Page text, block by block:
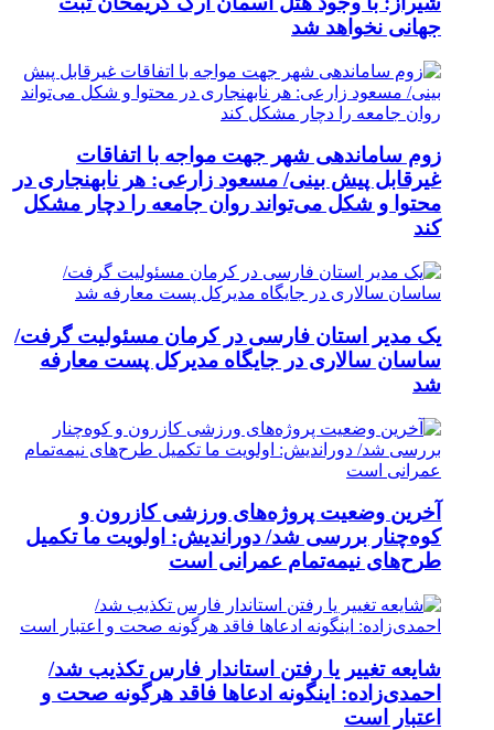
جهانی نخواهد شد
زوم ساماندهی شهر جهت مواجه با اتفاقات
غیرقابل پیش بینی/ مسعود زارعی: هر نابهنجاری در
محتوا و شکل می‌تواند روان جامعه را دچار مشکل
کند
یک مدیر استان فارسی در کرمان مسئولیت گرفت/
ساسان سالاری در جایگاه مدیرکل پست معارفه
شد
آخرین وضعیت پروژه‌های ورزشی کازرون و
کوه‌چنار بررسی شد/ دوراندیش: اولویت ما تکمیل
طرح‌های نیمه‌تمام عمرانی است
شایعه تغییر یا رفتن استاندار فارس تکذیب شد/
احمدی‌زاده: اینگونه ادعاها فاقد هرگونه صحت و
اعتبار است